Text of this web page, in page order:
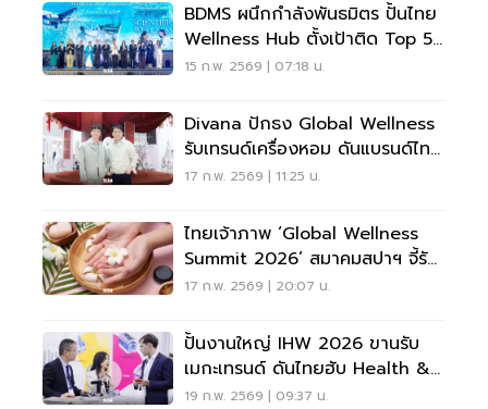
BDMS ผนึกกำลังพันธมิตร ปั้นไทย
Wellness Hub ตั้งเป้าติด Top 5
ของโลก
15 ก.พ. 2569 | 07:18 น.
Divana ปักธง Global Wellness
รับเทรนด์เครื่องหอม ดันแบรนด์ไทย
รุกตลาดโลก
17 ก.พ. 2569 | 11:25 น.
ไทยเจ้าภาพ ‘Global Wellness
Summit 2026’ สมาคมสปาฯ จี้รัฐ
ปลดล็อกกฎหมาย-ลงทุน
17 ก.พ. 2569 | 20:07 น.
ปั้นงานใหญ่ IHW 2026 ขานรับ
เมกะเทรนด์ ดันไทยฮับ Health &
Wellness
19 ก.พ. 2569 | 09:37 น.